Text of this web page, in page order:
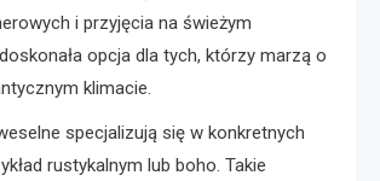
i przyjęcia na świeżym
opcja dla tych, którzy marzą o
klimacie.
specjalizują się w konkretnych
rustykalnym lub boho. Takie